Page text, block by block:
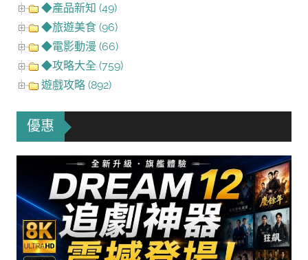
◆產品新知 (49)
◆旅遊美食 (96)
◆電影動漫 (66)
◆攻略大全 (759)
遊戲攻略 (892)
優惠